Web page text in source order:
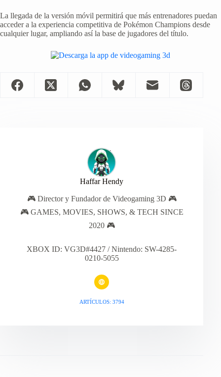
La llegada de la versión móvil permitirá que más entrenadores puedan
acceder a la experiencia competitiva de Pokémon Champions desde
cualquier lugar, ampliando así la base de jugadores del título.
Haffar Hendy
🎮 Director y Fundador de Videogaming 3D 🎮
🎮 GAMES, MOVIES, SHOWS, & TECH SINCE
2020 🎮
XBOX ID: VG3D#4427 / Nintendo: SW-4285-
0210-5055
ARTÍCULOS: 3794